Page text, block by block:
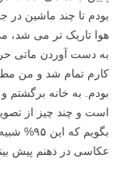
آن را بر بالای جاده به
عکس مختلف گرفتم، آن
را بررسی کردم. از یکی
عکس بگیرم،
معین در آن قرار
برگردانم و در همان
اکنون وقت گرفتن عکس